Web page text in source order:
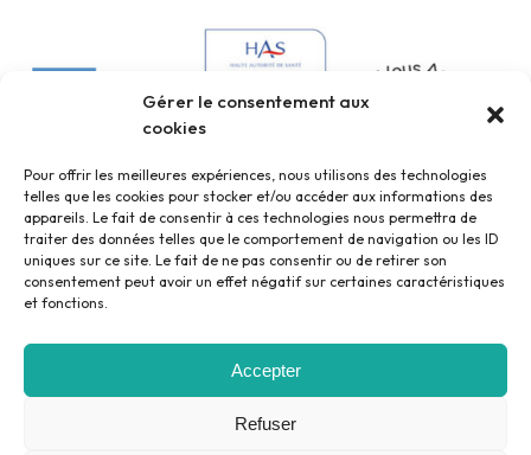
Gérer le consentement aux
cookies
Pour offrir les meilleures expériences, nous utilisons des technologies
telles que les cookies pour stocker et/ou accéder aux informations des
appareils. Le fait de consentir à ces technologies nous permettra de
traiter des données telles que le comportement de navigation ou les ID
uniques sur ce site. Le fait de ne pas consentir ou de retirer son
consentement peut avoir un effet négatif sur certaines caractéristiques
et fonctions.
Accepter
Refuser
Mentions légales
Politique de confidentialité